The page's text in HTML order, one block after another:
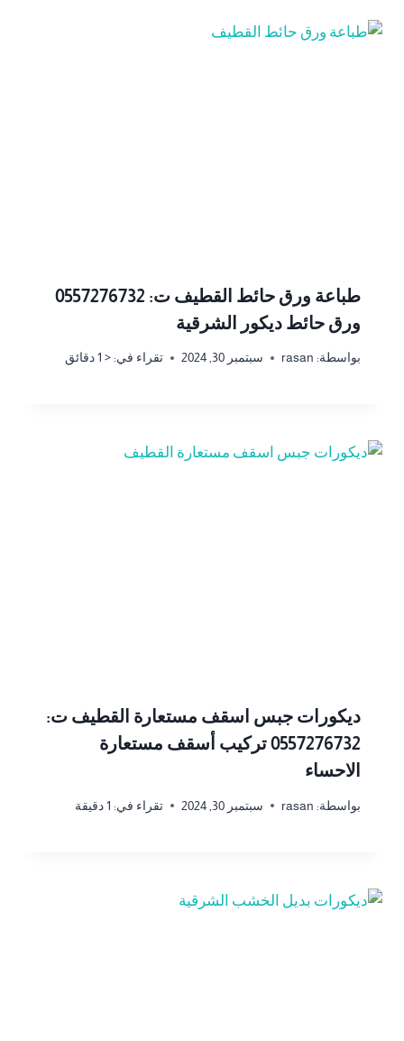
طباعة ورق حائط القطيف ت: 0557276732
ورق حائط ديكور الشرقية
بواسطة: rasan سبتمبر 30, 2024 تقراء في: < 1 دقائق
ديكورات جبس اسقف مستعارة القطيف ت:
0557276732 تركيب أسقف مستعارة
الاحساء
بواسطة: rasan سبتمبر 30, 2024 تقراء في: دقيقة